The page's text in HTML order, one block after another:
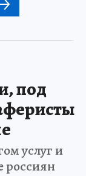
под
услуг и
россиян